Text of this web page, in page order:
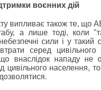
воєнних дій
випливає також те, що
а лише тоді, коли
сили і у такий
серед
внаслідок нападу не
цивільного населення,